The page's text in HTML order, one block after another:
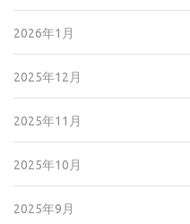
2026年1月
2025年12月
2025年11月
2025年10月
2025年9月